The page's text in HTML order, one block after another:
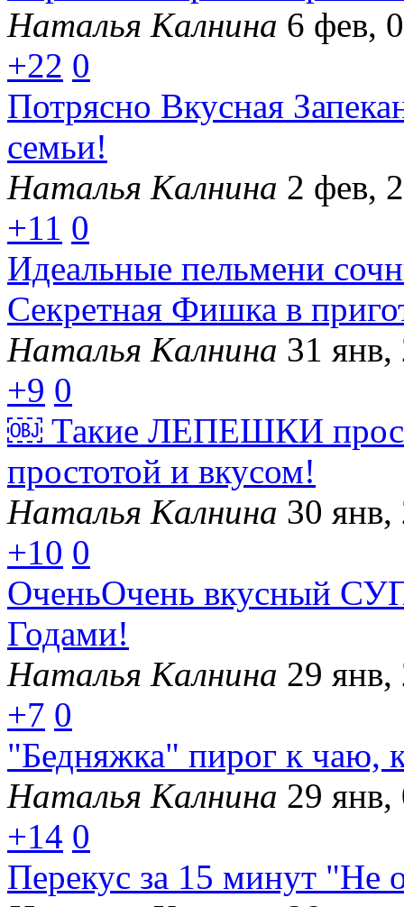
Наталья Калнина 6 фев,
+22 0
Потрясно Вкусная
семьи!
Наталья Калнина 2 фев,
+11 0
Идеальные пельмени
Секретная Фишка в
Наталья Калнина 31 янв,
+9 0
￼ Такие ЛЕПЕШКИ
простотой и вкусом!
Наталья Калнина 30 янв,
+10 0
ОченьОчень вкусный
Годами!
Наталья Калнина 29 янв,
+7 0
"Бедняжка" пирог к чаю,
Наталья Калнина 29 янв,
+14 0
Перекус за 15 минут "Не